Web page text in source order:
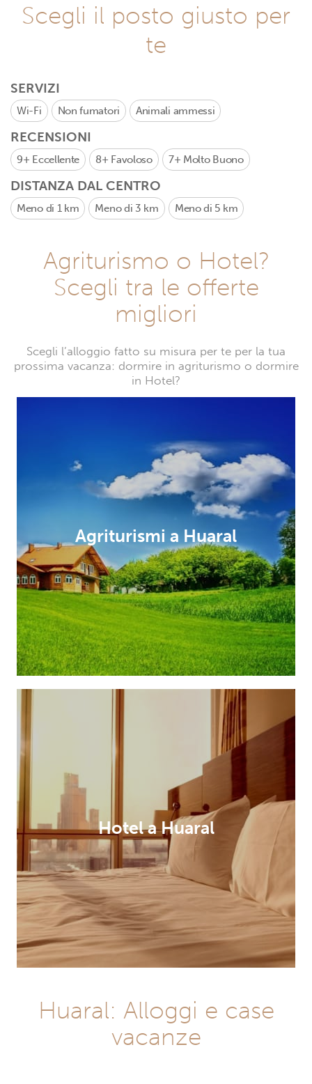
Scegli il posto giusto per
te
SERVIZI
Wi-Fi Non fumatori Animali ammessi
RECENSIONI
9+ Eccellente 8+ Favoloso 7+ Molto Buono
DISTANZA DAL CENTRO
Meno di 1 km Meno di 3 km Meno di 5 km
Agriturismo o Hotel?
Scegli tra le offerte
migliori
Scegli l’alloggio fatto su misura per te per la tua
prossima vacanza: dormire in agriturismo o dormire
in Hotel?
Agriturismi a Huaral
Hotel a Huaral
Huaral: Alloggi e case
vacanze